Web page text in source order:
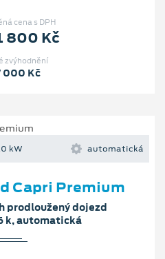
cena s DPH
800 Kč
zvýhodnění
000 Kč
kW automatická
Capri Premium
prodloužený dojezd
k, automatická